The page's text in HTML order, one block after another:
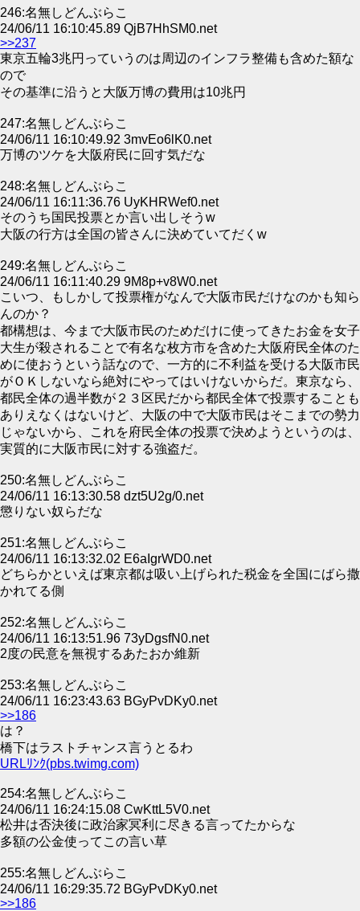
246:名無しどんぶらこ
24/06/11 16:10:45.89 QjB7HhSM0.net
>>237
東京五輪3兆円っていうのは周辺のインフラ整備も含めた額な
ので
その基準に沿うと大阪万博の費用は10兆円
247:名無しどんぶらこ
24/06/11 16:10:49.92 3mvEo6lK0.net
万博のツケを大阪府民に回す気だな
248:名無しどんぶらこ
24/06/11 16:11:36.76 UyKHRWef0.net
そのうち国民投票とか言い出しそうw
大阪の行方は全国の皆さんに決めていてだくw
249:名無しどんぶらこ
24/06/11 16:11:40.29 9M8p+v8W0.net
こいつ、もしかして投票権がなんで大阪市民だけなのかも知ら
んのか？
都構想は、今まで大阪市民のためだけに使ってきたお金を女子
大生が殺されることで有名な枚方市を含めた大阪府民全体のた
めに使おうという話なので、一方的に不利益を受ける大阪市民
がＯＫしないなら絶対にやってはいけないからだ。東京なら、
都民全体の過半数が２３区民だから都民全体で投票することも
ありえなくはないけど、大阪の中で大阪市民はそこまでの勢力
じゃないから、これを府民全体の投票で決めようというのは、
実質的に大阪市民に対する強盗だ。
250:名無しどんぶらこ
24/06/11 16:13:30.58 dzt5U2g/0.net
懲りない奴らだな
251:名無しどんぶらこ
24/06/11 16:13:32.02 E6aIgrWD0.net
どちらかといえば東京都は吸い上げられた税金を全国にばら撒
かれてる側
252:名無しどんぶらこ
24/06/11 16:13:51.96 73yDgsfN0.net
2度の民意を無視するあたおか維新
253:名無しどんぶらこ
24/06/11 16:23:43.63 BGyPvDKy0.net
>>186
は？
橋下はラストチャンス言うとるわ
URLﾘﾝｸ(pbs.twimg.com)
254:名無しどんぶらこ
24/06/11 16:24:15.08 CwKttL5V0.net
松井は否決後に政治家冥利に尽きる言ってたからな
多額の公金使ってこの言い草
255:名無しどんぶらこ
24/06/11 16:29:35.72 BGyPvDKy0.net
>>186